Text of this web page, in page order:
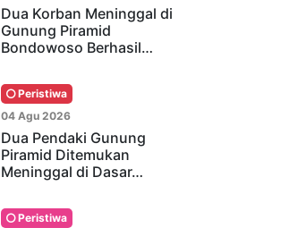
Dua Korban Meninggal di
Gunung Piramid
Bondowoso Berhasil…
Peristiwa
04 Agu 2026
Dua Pendaki Gunung
Piramid Ditemukan
Meninggal di Dasar…
Peristiwa